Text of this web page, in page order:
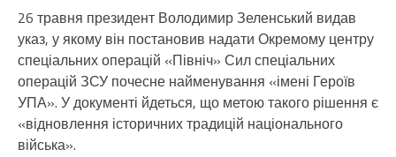
26 травня президент Володимир Зеленський видав
указ, у якому він постановив надати Окремому центру
спеціальних операцій «Північ» Сил спеціальних
операцій ЗСУ почесне найменування «імені Героїв
УПА». У документі йдеться, що метою такого рішення є
«відновлення історичних традицій національного
війська».